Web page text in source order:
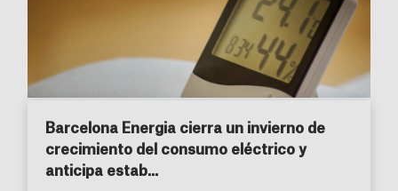
Barcelona Energia cierra un invierno de
crecimiento del consumo eléctrico y
anticipa estab...